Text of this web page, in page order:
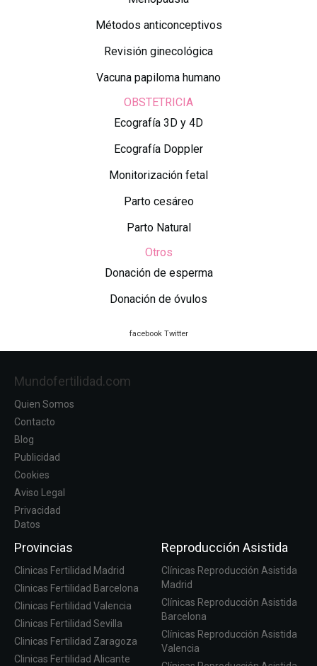
Métodos anticonceptivos
Revisión ginecológica
Vacuna papiloma humano
OBSTETRICIA
Ecografía 3D y 4D
Ecografía Doppler
Monitorización fetal
Parto cesáreo
Parto Natural
Otros
Donación de esperma
Donación de óvulos
facebook Twitter
Mundofertilidad.com
Quien Somos
Contacto
Blog
Publicidad
Cookies
Aviso Legal
Privacidad
Datos
Provincias
Clinicas Fertilidad Madrid
Clinicas Fertilidad Barcelona
Clinicas Fertilidad Valencia
Clinicas Fertilidad Sevilla
Clinicas Fertilidad Zaragoza
Clinicas Fertilidad Alicante
Reproducción Asistida
Clínicas Reproducción Asistida
Madrid
Clínicas Reproducción Asistida
Barcelona
Clínicas Reproducción Asistida
Valencia